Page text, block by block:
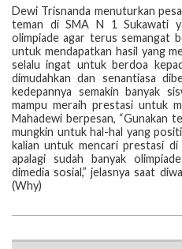
Dewi Trisnanda menuturkan
teman di SMA N 1 Sukawati
olimpiade agar terus semangat
untuk mendapatkan hasil yang
selalu ingat untuk berdoa
dimudahkan dan senantiasa
kedepannya semakin banyak
mampu meraih prestasi untuk
Mahadewi berpesan, “Gunakan
mungkin untuk hal-hal yang
kalian untuk mencari prestasi
apalagi sudah banyak
dimedia sosial,” jelasnya saat
(Why)